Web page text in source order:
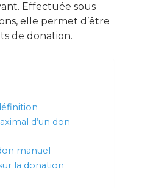
Effectuée sous
elle permet d’être
de donation.
d’un don
manuel
la donation